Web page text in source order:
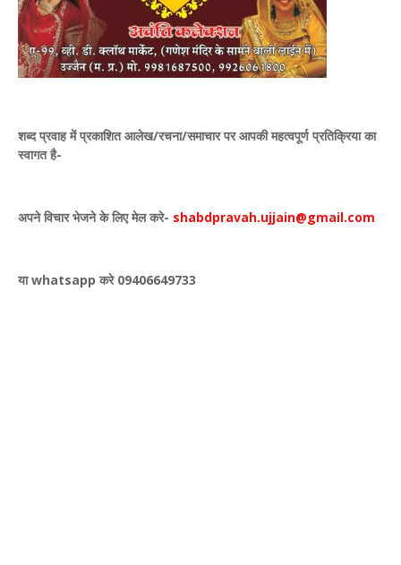
शब्द प्रवाह में प्रकाशित आलेख/रचना/समाचार पर आपकी महत्वपूर्ण प्रतिक्रिया का
स्वागत है-
अपने विचार भेजने के लिए मेल करे- shabdpravah.ujjain@gmail.com
या whatsapp करे 09406649733